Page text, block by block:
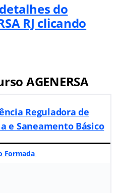
do
RJ clicando
AGENERSA
Reguladora de
e Saneamento Básico
Formada